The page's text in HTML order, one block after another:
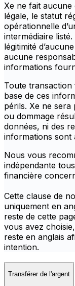
Xe ne fait
légale, le statut
opérationnelle
intermédiaire
légitimité
aucune
informations
Toute
base de ces
périls. Xe ne
ou dommage
données, ni des
informations sont
Nous vous
indépendante
financière
Cette clause de
uniquement en
reste de cette
vous avez
reste en anglais
intention.
Transférer de l'argent